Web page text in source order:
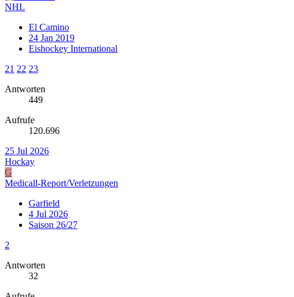
NHL
El Camino
24 Jan 2019
Eishockey International
21 22 23
Antworten
449
Aufrufe
120.696
25 Jul 2026
Hockay
G
Medicall-Report/Verletzungen
Garfield
4 Jul 2026
Saison 26/27
2
Antworten
32